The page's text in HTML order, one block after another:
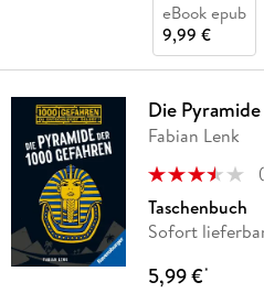
eBook epub
9,99 €
Die
Fabian Lenk
(
Taschenbuch
Sofort
5,99 €*